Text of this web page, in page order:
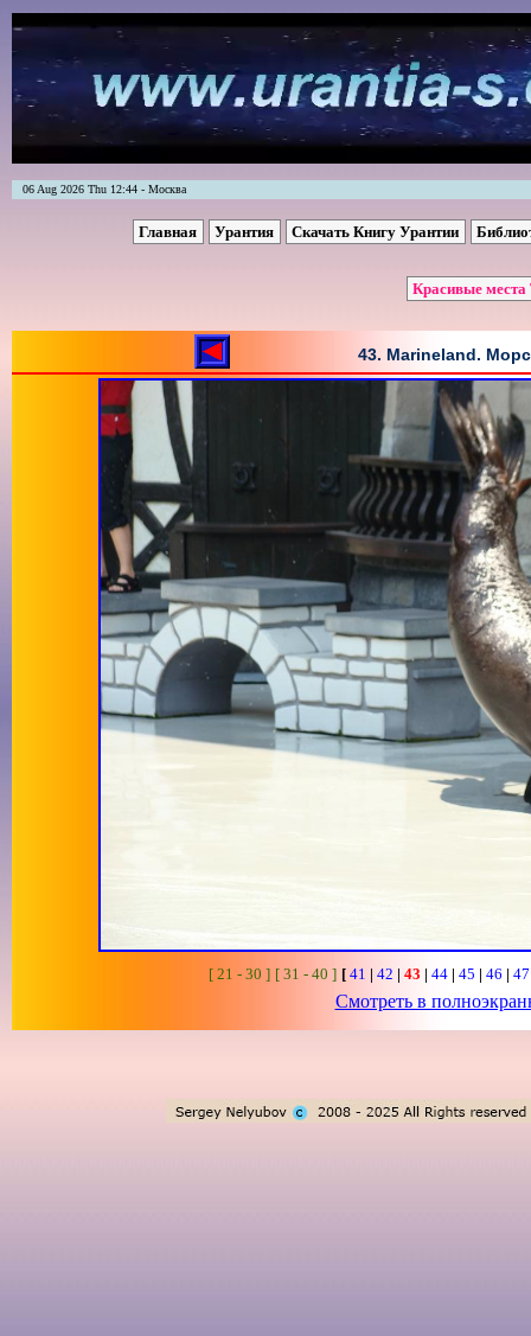
06 Aug 2026 Thu 12:44 - Москва
Главная Урантия Скачать Книгу Урантии
Красивые места
43. Marineland.
[ 21 - 30 ] [ 31 - 40 ] [41 | 42 | 43 | 44 | 45 | 46 |
Смотреть в